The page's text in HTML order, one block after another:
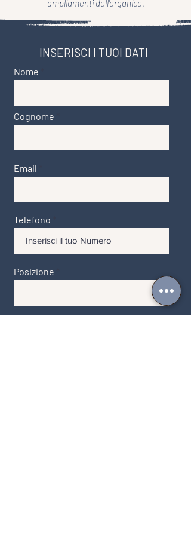
ampliamenti dell'organico.
INSERISCI I TUOI DATI
Nome
Cognome
Email
Telefono
Posizione